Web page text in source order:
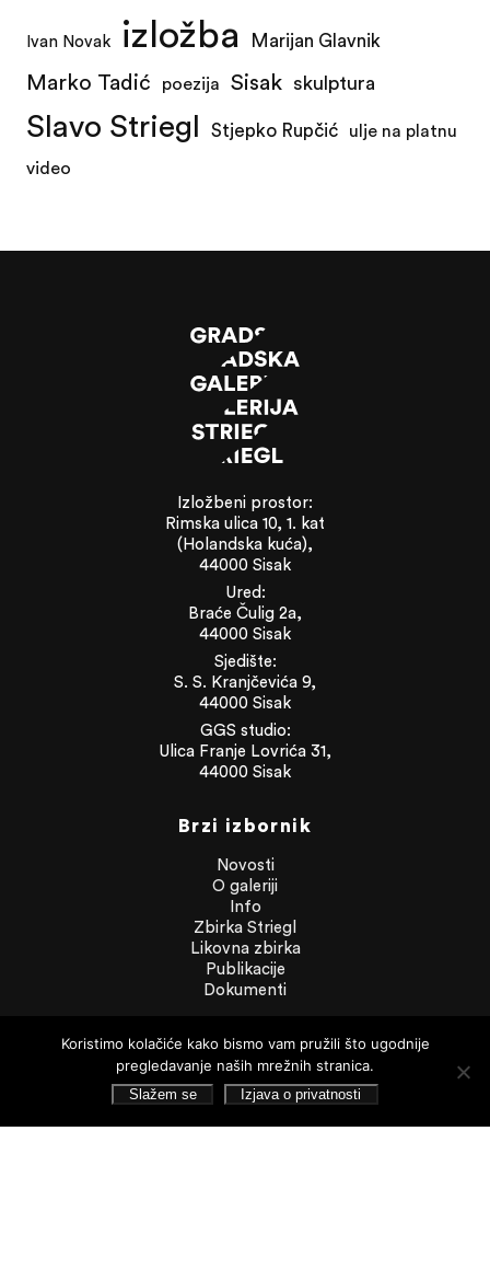
Ivan Novak izložba Marijan Glavnik
Marko Tadić poezija Sisak skulptura
Slavo Striegl Stjepko Rupčić ulje na platnu
video
Izložbeni prostor:
Rimska ulica 10, 1. kat
(Holandska kuća),
44000 Sisak
Ured:
Braće Čulig 2a,
44000 Sisak
Sjedište:
S. S. Kranjčevića 9,
44000 Sisak
GGS studio:
Ulica Franje Lovrića 31,
44000 Sisak
Brzi izbornik
Novosti
O galeriji
Info
Zbirka Striegl
Likovna zbirka
Publikacije
Dokumenti
Dokumenti
Financijska izvješća
Javna nabava
Statut Galerije
Koristimo kolačiće kako bismo vam pružili što ugodnije
pregledavanje naših mrežnih stranica.
Slažem se Izjava o privatnosti